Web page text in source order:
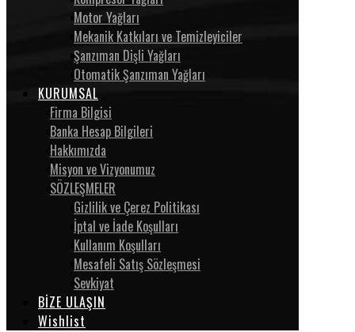
Motor Yağları
Mekanik Katkıları ve Temizleyiciler
Şanzıman Dişli Yağları
Otomatik Şanzıman Yağları
KURUMSAL
Firma Bilgisi
Banka Hesap Bilgileri
Hakkımızda
Misyon ve Vizyonumuz
SÖZLEŞMELER
Gizlilik ve Çerez Politikası
İptal ve İade Koşulları
Kullanım Koşulları
Mesafeli Satış Sözleşmesi
Sevkiyat
BİZE ULAŞIN
Wishlist